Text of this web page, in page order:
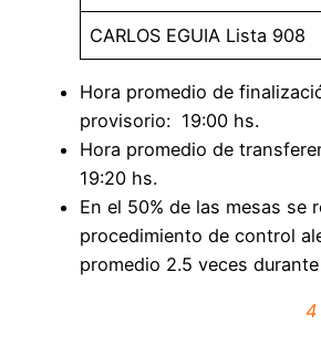
CARLOS EGUIA Lista 908
Hora promedio de
provisorio: 19:00 hs.
Hora promedio de
19:20 hs.
En el 50% de las mesas se
procedimiento de control
promedio 2.5 veces
4